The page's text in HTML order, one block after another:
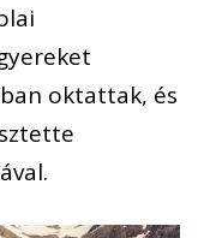
oktattak, és